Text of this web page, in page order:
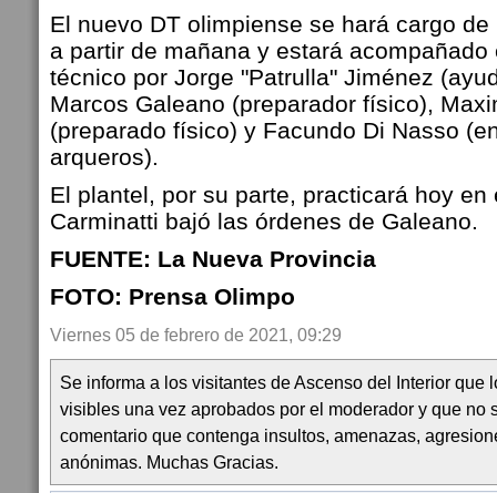
El nuevo DT olimpiense se hará cargo
a partir de mañana y estará acompañado
técnico por Jorge "Patrulla" Jiménez
Marcos Galeano (preparador físico),
(preparado físico) y Facundo Di Nasso
arqueros).
El plantel, por su parte, practicará hoy en
Carminatti bajó las órdenes de Galeano.
FUENTE: La Nueva Provincia
FOTO: Prensa Olimpo
Viernes 05 de febrero de 2021, 09:29
Se informa a los visitantes de Ascenso del Interior que
visibles una vez aprobados por el moderador y que no
comentario que contenga insultos, amenazas,
anónimas. Muchas Gracias.